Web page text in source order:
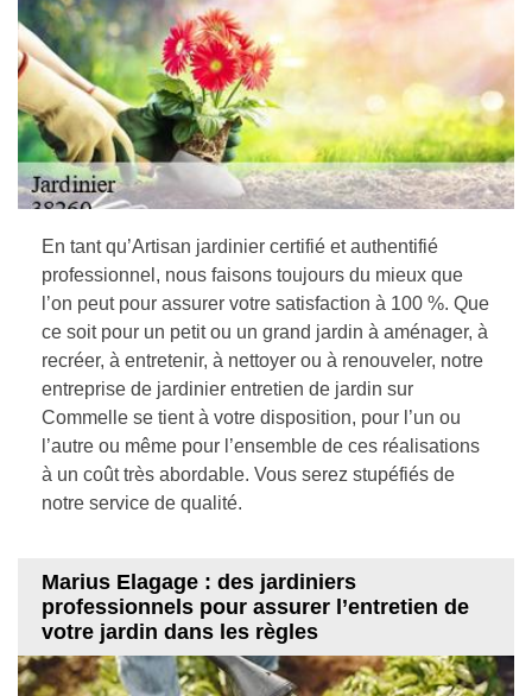
En tant qu’Artisan jardinier certifié et authentifié
professionnel, nous faisons toujours du mieux que
l’on peut pour assurer votre satisfaction à 100 %. Que
ce soit pour un petit ou un grand jardin à aménager, à
recréer, à entretenir, à nettoyer ou à renouveler, notre
entreprise de jardinier entretien de jardin sur
Commelle se tient à votre disposition, pour l’un ou
l’autre ou même pour l’ensemble de ces réalisations
à un coût très abordable. Vous serez stupéfiés de
notre service de qualité.
Marius Elagage : des jardiniers
professionnels pour assurer l’entretien de
votre jardin dans les règles